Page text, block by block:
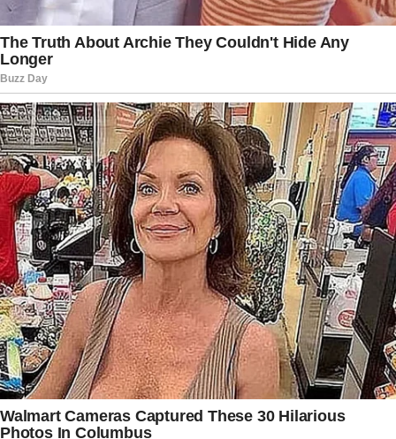
políticas e práticas efetivas de cuidado com a
saúde mental, especialmente no meio artístico. A
rotina intensa, a cobrança por desempenho e a
exposição pública são fatores que podem
agravar situações de vulnerabilidade emocional,
tornando fundamental o acesso a
acompanhamento psicológico e redes de apoio
consistentes.
A ausência de Leo Blanco deixa uma lacuna
significativa na dança brasileira e no cenário do
entretenimento. Sua contribuição ultrapassou os
limites do palco e da televisão, refletindo-se na
vida de artistas, alunos e colegas que tiveram a
oportunidade de aprender e trabalhar ao seu
lado. Enquanto amigos e familiares se despedem,